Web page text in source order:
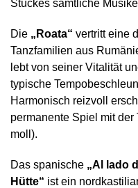
Stückes sämtliche
Die „Roata“ vertritt eine
Tanzfamilien aus
lebt von seiner Vitalität
typische
Harmonisch reizvoll
permanente Spiel mit der
moll).
Das spanische „Al lado
Hütte“ ist ein